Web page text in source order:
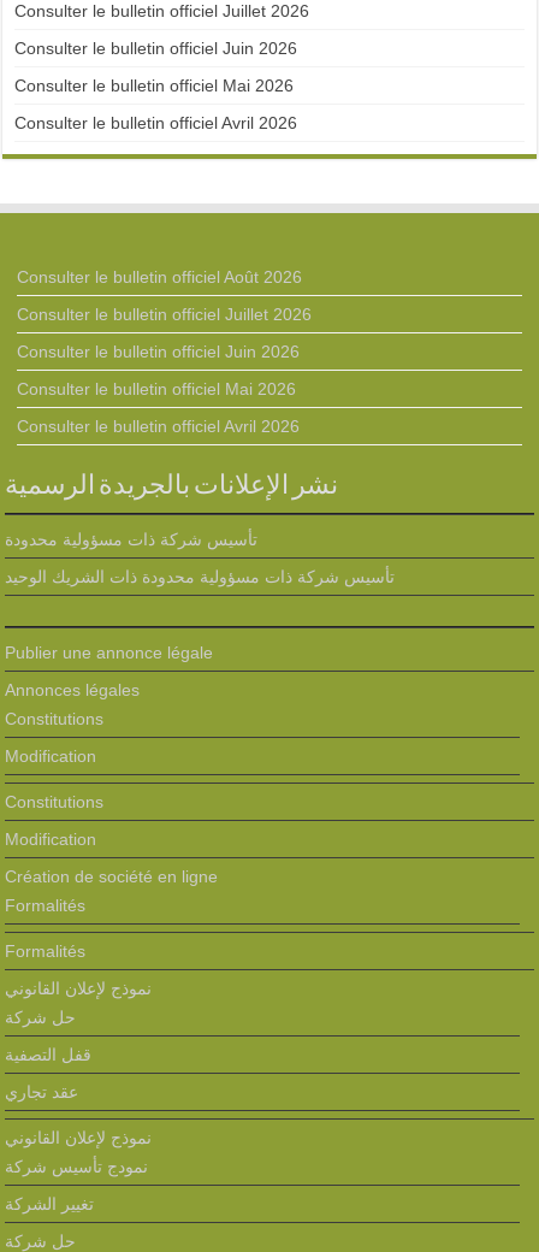
Consulter le bulletin officiel Juillet 2026
Consulter le bulletin officiel Juin 2026
Consulter le bulletin officiel Mai 2026
Consulter le bulletin officiel Avril 2026
Consulter le bulletin officiel Août 2026
Consulter le bulletin officiel Juillet 2026
Consulter le bulletin officiel Juin 2026
Consulter le bulletin officiel Mai 2026
Consulter le bulletin officiel Avril 2026
نشر الإعلانات بالجريدة الرسمية
تأسيس شركة ذات مسؤولية محدودة
تأسيس شركة ذات مسؤولية محدودة ذات الشريك الوحيد
Publier une annonce légale
Annonces légales
Constitutions
Modification
Constitutions
Modification
Création de société en ligne
Formalités
Formalités
نموذج لإعلان القانوني
حل شركة
قفل التصفية
عقد تجاري
نموذج لإعلان القانوني
نمودج تأسيس شركة
تغيير الشركة
حل شركة